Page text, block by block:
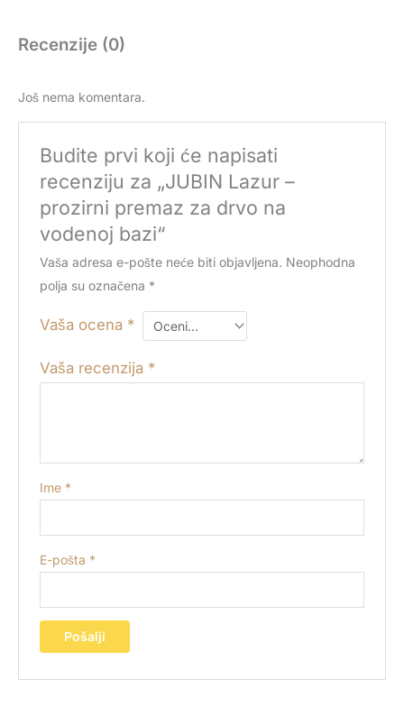
Recenzije (0)
Još nema komentara.
Budite prvi koji će napisati
recenziju za „JUBIN Lazur –
prozirni premaz za drvo na
vodenoj bazi“
Vaša adresa e-pošte neće biti objavljena. Neophodna
polja su označena *
Vaša ocena *
Vaša recenzija *
Ime *
E-pošta *